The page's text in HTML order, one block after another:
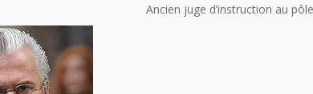
Ancien juge d’instruction au